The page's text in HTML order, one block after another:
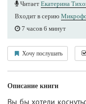
Читает Екатерина
Входит в серию
7 часов 6 минут
Хочу послушать
Описание книги
Вы бы хотели